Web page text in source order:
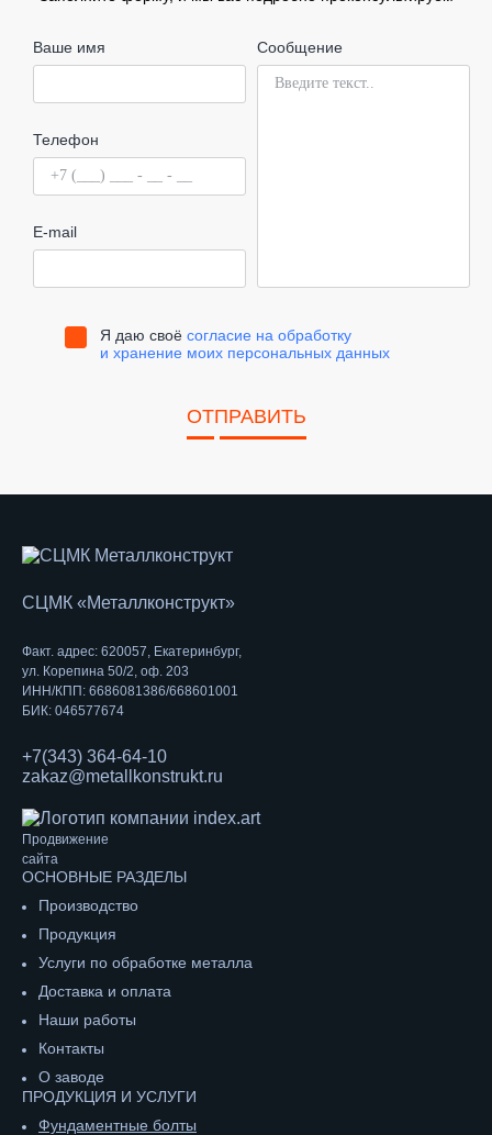
Ваше имя
Телефон
E-mail
Сообщение
Я даю своё согласие на обработку
и хранение моих персональных данных
ОТПРАВИТЬ
СЦМК «Металлконструкт»
Факт. адрес: 620057, Екатеринбург,
ул. Корепина 50/2, оф. 203
ИНН/КПП: 6686081386/668601001
БИК: 046577674
+7(343) 364-64-10
zakaz@metallkonstrukt.ru
Продвижение
сайта
ОСНОВНЫЕ РАЗДЕЛЫ
Производство
Продукция
Услуги по обработке металла
Доставка и оплата
Наши работы
Контакты
О заводе
ПРОДУКЦИЯ И УСЛУГИ
Фундаментные болты